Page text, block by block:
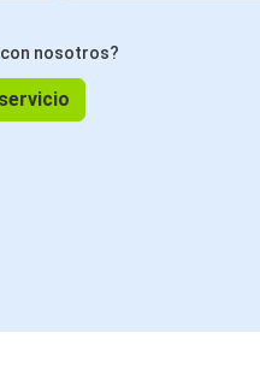
con nosotros?